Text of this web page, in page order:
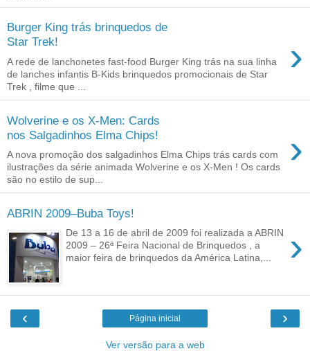
Burger King trás brinquedos de
Star Trek!
›
A rede de lanchonetes fast-food Burger King trás na sua linha
de lanches infantis B-Kids brinquedos promocionais de Star
Trek , filme que ...
Wolverine e os X-Men: Cards
nos Salgadinhos Elma Chips!
›
A nova promoção dos salgadinhos Elma Chips trás cards com
ilustrações da série animada Wolverine e os X-Men ! Os cards
são no estilo de sup...
ABRIN 2009–Buba Toys!
›
De 13 a 16 de abril de 2009 foi realizada a ABRIN
2009 – 26ª Feira Nacional de Brinquedos , a
maior feira de brinquedos da América Latina,...
‹ ›
Página inicial
Ver versão para a web